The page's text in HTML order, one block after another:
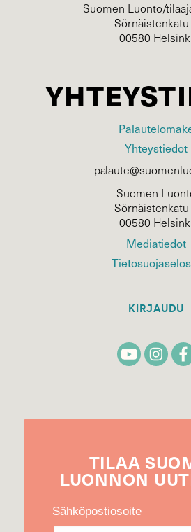
Suomen Luonto/
Sörnäistenkatu
00580
Yhteystiedot
Suomen
Sörnäistenkatu
00580
Mediatiedot
KIRJAUDU
TILAA
LUONNON
Sähköpostiosoite